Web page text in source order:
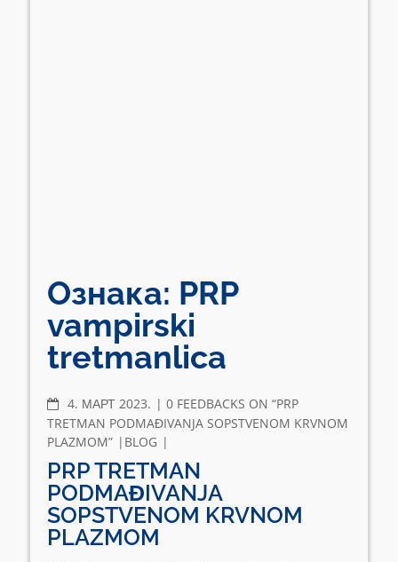
Ознака: PRP
vampirski
tretmanlica
4. МАРТ 2023. COMMENTS
0 FEEDBACKS ON “PRP
TRETMAN PODMAĐIVANJA SOPSTVENOM KRVNOM
PLAZMOM”
BLOG
PRP TRETMAN
PODMAĐIVANJA
SOPSTVENOM KRVNOM
PLAZMOM